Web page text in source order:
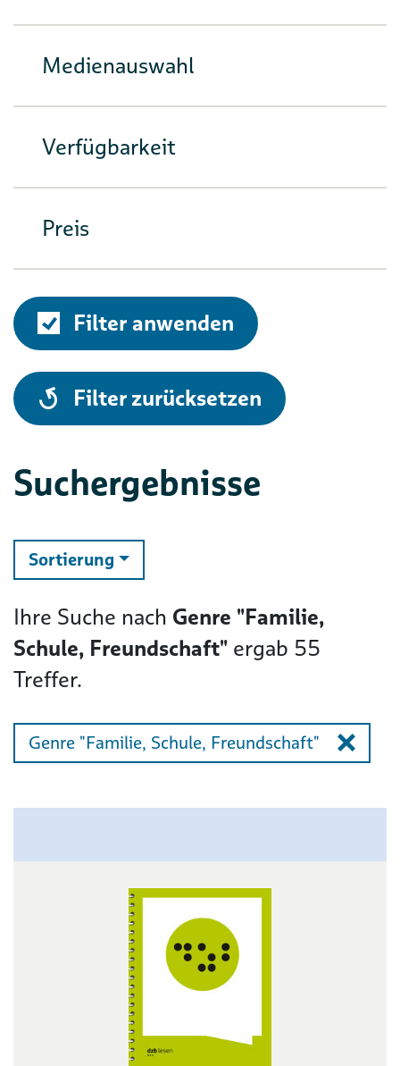
Medienauswahl
Verfügbarkeit
Preis
Filter anwenden
alle
Filter zurücksetzen
Suchergebnisse
Sortierung ändern
Ihre Suche nach Genre "Familie,
Schule, Freundschaft" ergab 55
Treffer.
Genre "Familie, Schule, Freundschaft"